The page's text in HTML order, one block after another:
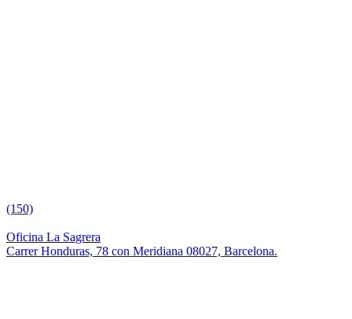
(150)
Oficina La Sagrera
Carrer Honduras, 78 con Meridiana 08027, Barcelona.